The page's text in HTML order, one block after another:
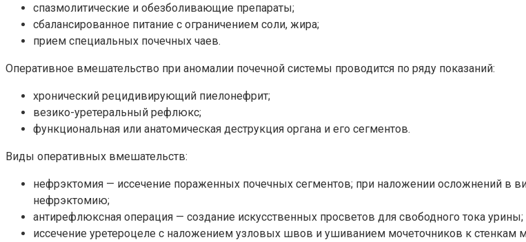
спазмолитические и обезболивающие препараты;
сбалансированное питание с ограничением соли, жира;
прием специальных почечных чаев.
Оперативное вмешательство при аномалии почечной системы проводится по ряду показаний:
хронический рецидивирующий пиелонефрит;
везико-уретеральный рефлюкс;
функциональная или анатомическая деструкция органа и его сегментов.
Виды оперативных вмешательств:
нефрэктомия — иссечение пораженных почечных сегментов; при наложении осложнений в
нефрэктомию;
антирефлюксная операция — создание искусственных просветов для свободного тока урины;
иссечение уретероцеле с наложением узловых швов и ушиванием мочеточников к стенкам